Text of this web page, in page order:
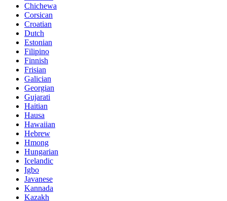
Chichewa
Corsican
Croatian
Dutch
Estonian
Filipino
Finnish
Frisian
Galician
Georgian
Gujarati
Haitian
Hausa
Hawaiian
Hebrew
Hmong
Hungarian
Icelandic
Igbo
Javanese
Kannada
Kazakh